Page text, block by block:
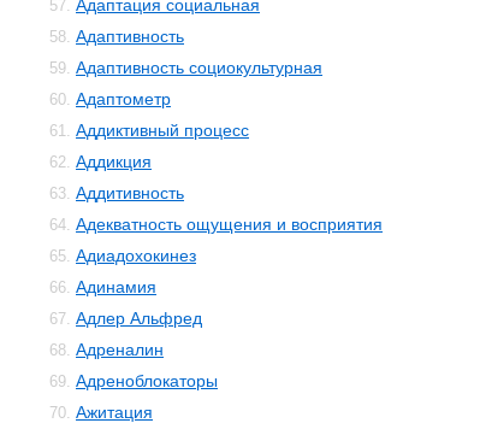
57. Адаптация социальная
58. Адаптивность
59. Адаптивность социокультурная
60. Адаптометр
61. Аддиктивный процесс
62. Аддикция
63. Аддитивность
64. Адекватность ощущения и восприятия
65. Адиадохокинез
66. Адинамия
67. Адлер Альфред
68. Адреналин
69. Адреноблокаторы
70. Ажитация